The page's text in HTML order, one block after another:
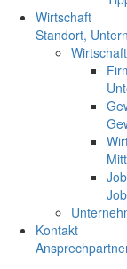
Wirtschaft
Standort,
Wirtschaft
Kontakt